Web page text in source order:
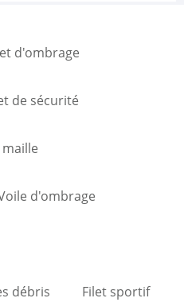
d'ombrage
de sécurité
maille
d'ombrage
débris Filet sportif